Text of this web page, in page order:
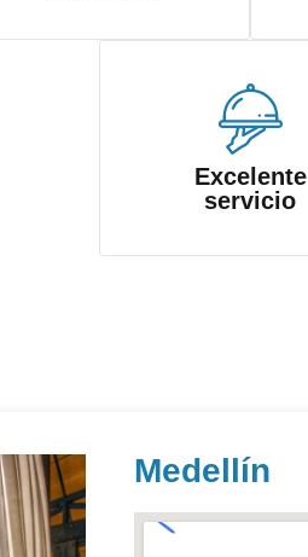
Excelente
servicio
Medellín